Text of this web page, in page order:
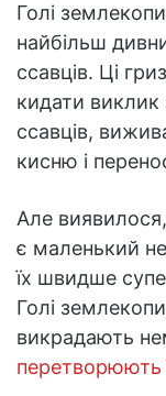
Голі
найбільш
ссавців. Ці
кидати виклик
ссавців,
кисню і
Але
є маленький
їх швидше
Голі
викрадають
перетворюють